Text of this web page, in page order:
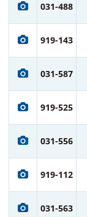
031-488
919-143
031-587
919-525
031-556
919-112
031-563